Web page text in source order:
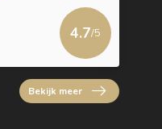
4.7/5
Bekijk meer